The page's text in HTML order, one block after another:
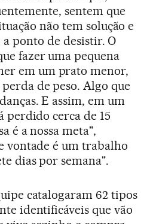
sentem que
não tem solução e
a ponto de desistir. O
fazer uma pequena
em um prato menor,
de peso. Algo que
E assim, em um
perdido cerca de 15
é a nossa meta",
vontade é um trabalho
dias por semana".
catalogaram 62 tipos
identificáveis que vão